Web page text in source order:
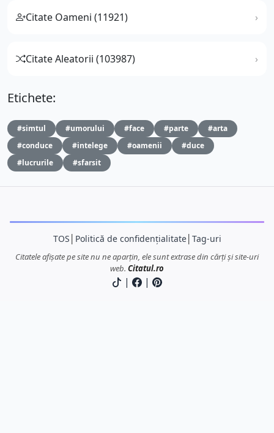
Citate Oameni (11921)
Citate Aleatorii (103987)
Etichete:
#simtul #umorului #face #parte
#arta
#conduce
#intelege #oamenii
#duce
#lucrurile
#sfarsit
TOS Politică de confidențialitate│ Tag-uri
Citatele afișate pe site nu ne aparțin, ele sunt extrase din cărți și site-uri
web. Citatul.ro
| |